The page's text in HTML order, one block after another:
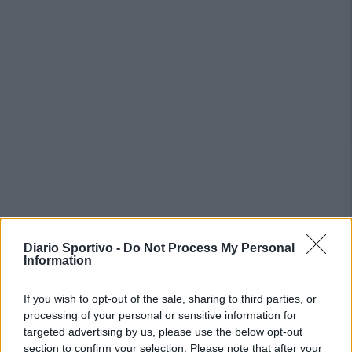
Diario Sportivo - Do Not Process My Personal
Information
If you wish to opt-out of the sale, sharing to third parties, or
processing of your personal or sensitive information for
targeted advertising by us, please use the below opt-out
section to confirm your selection. Please note that after your
PIÙ LETTI OGGI
L'Ossese si prepara all'esordio in D: Forzati,
Cabrera, Tesio, Limongelli, Bolzicco e tanti
giovani tra i…
7 Ago 2026